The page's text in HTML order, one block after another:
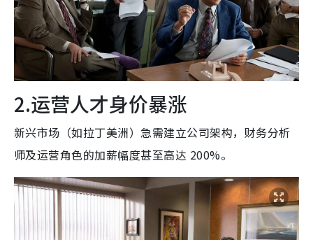
2.运营人才身价暴涨
新兴市场（如拉丁美洲）急需建立公司架构，财务分析
师及运营角色的加薪幅度甚至高达 200%。